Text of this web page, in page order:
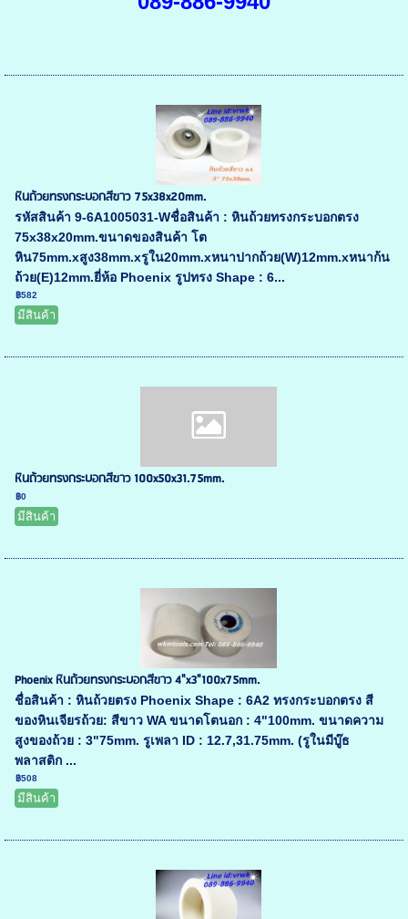
หินถ้วยทรงกระบอกสีขาว 75x38x20mm.
รหัสสินค้า 9-6A1005031-Wชื่อสินค้า : หินถ้วยทรงกระบอกตรง
75x38x20mm.ขนาดของสินค้า โต
หิน75mm.xสูง38mm.xรูใน20mm.xหนาปากถ้วย(W)12mm.xหนาก้น
ถ้วย(E)12mm.ยี่ห้อ Phoenix รูปทรง Shape : 6...
฿582
มีสินค้า
หินถ้วยทรงกระบอกสีขาว 100x50x31.75mm.
฿0
มีสินค้า
Phoenix หินถ้วยทรงกระบอกสีขาว 4"x3"100x75mm.
ชื่อสินค้า : หินถ้วยตรง Phoenix Shape : 6A2 ทรงกระบอกตรง สี
ของหินเจียรถ้วย: สีขาว WA ขนาดโตนอก : 4"100mm. ขนาดความ
สูงของถ้วย : 3"75mm. รูเพลา ID : 12.7,31.75mm. (รูในมีบู๊ธ
พลาสติก ...
฿508
มีสินค้า